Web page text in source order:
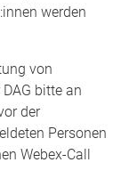
werden
von
bitte an
der
Personen
Webex-Call